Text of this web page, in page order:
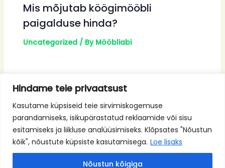
Hindame teie privaatsust
Kasutame küpsiseid teie sirvimiskogemuse
parandamiseks, isikupärastatud reklaamide või sisu
esitamiseks ja liikluse analüüsimiseks. Klõpsates "Nõustun
kõik", nõustute küpsiste kasutamisega. Loe lisaks
Nõustun kõigiga
Mis mõjutab köögimööbli
paigalduse hinda?
Uncategorized/ By Mööbliabi
Instagram